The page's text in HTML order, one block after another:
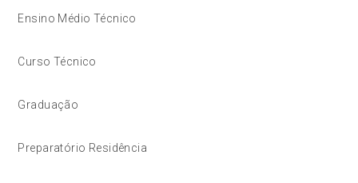
Ensino Médio Técnico
Curso Técnico
Graduação
Preparatório Residência